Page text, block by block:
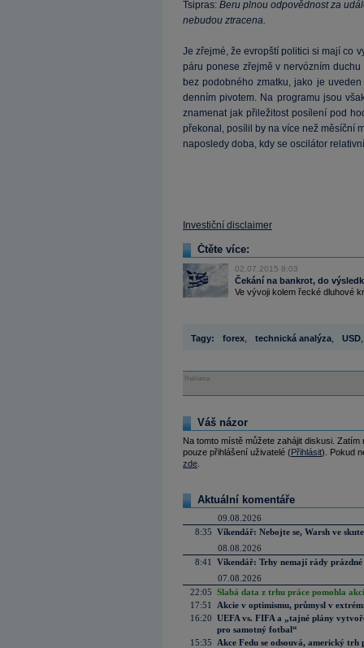
Tsipras:Beru plnou odpovědnost za
nebudou ztracena.
Je zřejmé, že evropští politici si mají co
páru ponese zřejmě v nervózním
bez podobného zmatku, jako je
denním pivotem. Na programu jsou
znamenat jak přiležitost posílení pod
překonal, posílil by na více než měsíční
naposledy doba, kdy se oscilátor
Investiční disclaimer
Čtěte více:
02.07.2015 8:03
Čekání na bankrot, do
Ve vývoji kolem řecké dluhové
Tagy: forex technická analýza USD
Reklama
Váš názor
Na tomto místě můžete zahájit diskusi.
pouze přihlášení uživatelé (Přihlásit). Pokud
zde
Aktuální komentáře
09.08.2026
8:35 Víkendář: Nebojte se, Warsh ve
08.08.2026
8:41
Víkendář: Trhy nemají rády prázdné
07.08.2026
22:05 Slabá data z trhu práce pomohla
17:51
Akcie v optimismu, průmysl v
16:20 UEFA vs. FIFA a „tajné plány
pro samotný fotbal“
15:35
Akce Fedu se odsouvá, americký